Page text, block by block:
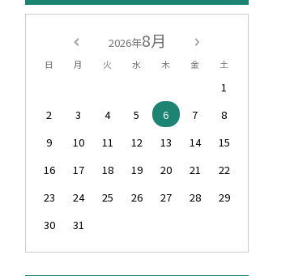
2026年8月
日 月 火 水 木 金 土
1
2
3 4 5 6 7
8
9
10 11 12 13 14
15
16
17 18 19 20 21
22
23
24 25 26 27 28
29
30
31